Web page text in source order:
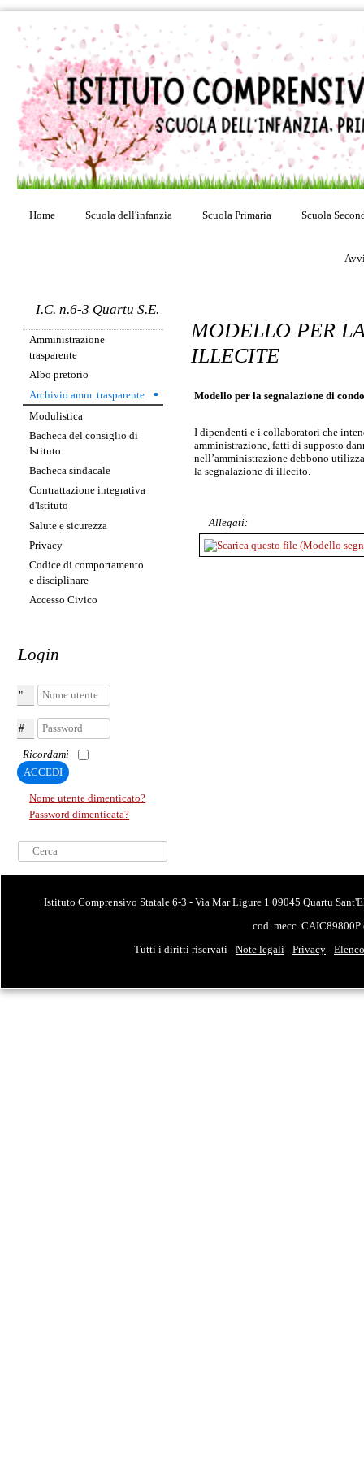
Home Scuola dell'infanzia Scuola Primaria Scuola
I.C. n.6-3 Quartu S.E.
Amministrazione
trasparente
Albo pretorio
Archivio amm. trasparente
Modulistica
Bacheca del consiglio di
Istituto
Bacheca sindacale
Contrattazione integrativa
d'Istituto
Salute e sicurezza
Privacy
Codice di comportamento
e disciplinare
Accesso Civico
Login
Nome utente
Password
Ricordami
ACCEDI
Nome utente dimenticato?
Password dimenticata?
Cerca...
MODELLO PER
ILLECITE
Modello per la segnalazione di
I dipendenti e i collaboratori che
amministrazione, fatti di supposto
nell’amministrazione debbono
la segnalazione di illecito.
Allegati:
Istituto Comprensivo Statale 6-3 - Via Mar Ligure 1 09045 Quartu
cod. mecc.
Tutti i diritti riservati - Note legali - Privacy -